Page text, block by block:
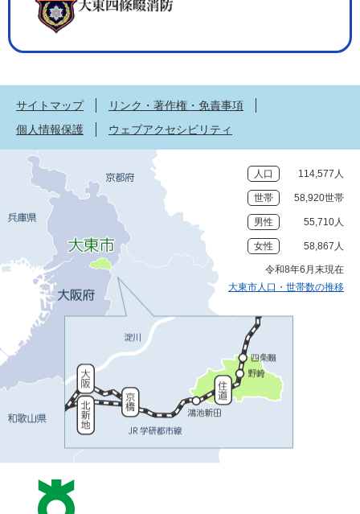
サイトマップ
リンク・著作権・免責事項
個人情報保護
ウェブアクセシビリティ
人口 114,577人
世帯 58,920世帯
男性 55,710人
女性 58,867人
令和8年6月末現在
大東市人口・世帯数の推移